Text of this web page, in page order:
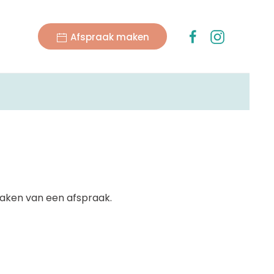
Afspraak maken
van een afspraak.